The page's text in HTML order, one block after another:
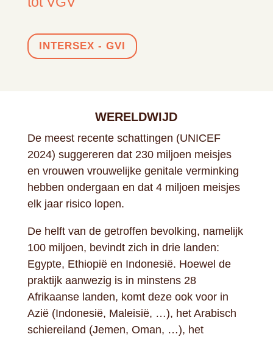
INTERSEX - GVI
WERELDWIJD
De meest recente schattingen (UNICEF
2024) suggereren dat 230 miljoen meisjes
en vrouwen vrouwelijke genitale verminking
hebben ondergaan en dat 4 miljoen meisjes
elk jaar risico lopen.
De helft van de getroffen bevolking, namelijk
100 miljoen, bevindt zich in drie landen:
Egypte, Ethiopië en Indonesië. Hoewel de
praktijk aanwezig is in minstens 28
Afrikaanse landen, komt deze ook voor in
Azië (Indonesië, Maleisië, …), het Arabisch
schiereiland (Jemen, Oman, …), het